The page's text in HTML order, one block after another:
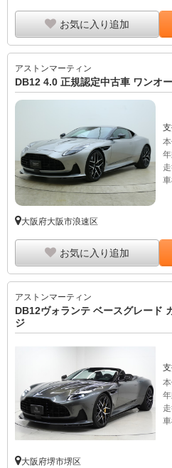
お気に入り追加
アストンマーティン
DB12 4.0 正規認定中古車 ワンオ
大阪府大阪市浪速区
お気に入り追加
アストンマーティン
DB12ヴォランテ ベースグレード
ジ
大阪府堺市堺区